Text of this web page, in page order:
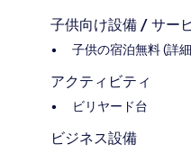
子供向け設備 / サー
子供の宿泊無料 (詳
アクティビティ
ビリヤード台
ビジネス設備